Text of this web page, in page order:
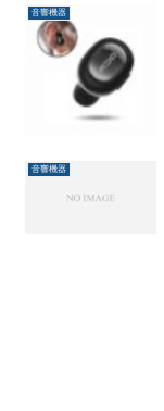
音響機器
音響機器